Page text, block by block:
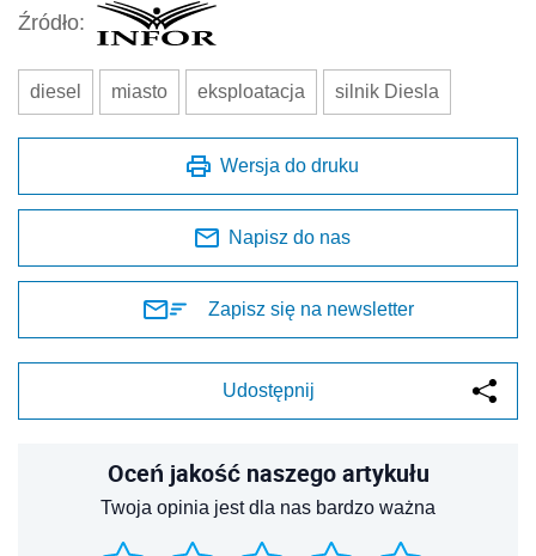
Źródło:
diesel miasto eksploatacja silnik Diesla
Wersja do druku
Napisz do nas
Zapisz się na newsletter
Udostępnij
Oceń jakość naszego artykułu
Twoja opinia jest dla nas bardzo ważna